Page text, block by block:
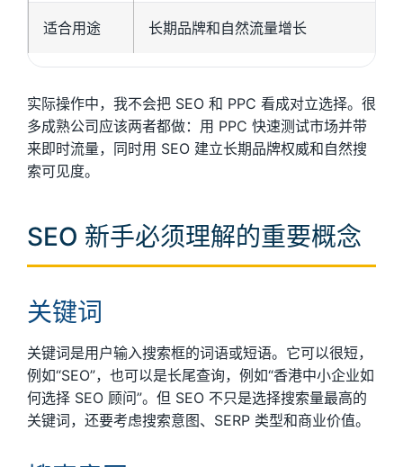
适合用途 长期品牌和自然流量增长
实际操作中，我不会把 SEO 和 PPC 看成对立选择。很
多成熟公司应该两者都做：用 PPC 快速测试市场并带
来即时流量，同时用 SEO 建立长期品牌权威和自然搜
索可见度。
SEO 新手必须理解的重要概念
关键词
关键词是用户输入搜索框的词语或短语。它可以很短，
例如“SEO”，也可以是长尾查询，例如“香港中小企业如
何选择 SEO 顾问”。但 SEO 不只是选择搜索量最高的
关键词，还要考虑搜索意图、SERP 类型和商业价值。